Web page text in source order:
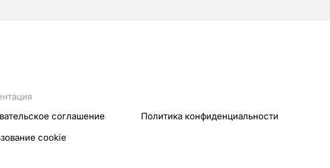
соглашение
Политика конфиденциальности
cookie